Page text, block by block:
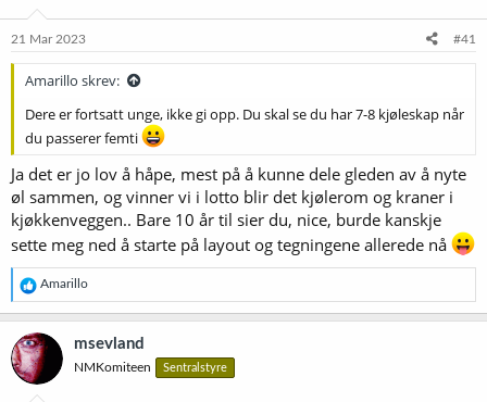
a
t
e
a
o
21 Mar 2023 #41
Amarillo skrev:
Dere er fortsatt unge, ikke gi opp. Du skal se du har 7-8 kjøleskap når
du passerer femti
Ja det er jo lov å håpe, mest på å kunne dele gleden av å nyte
øl sammen, og vinner vi i lotto blir det kjølerom og kraner i
kjøkkenveggen.. Bare 10 år til sier du, nice, burde kanskje
sette meg ned å starte på layout og tegningene allerede nå
R
e
a
k
s
j
o
Amarillo
msevland
NMKomiteen Sentralstyre